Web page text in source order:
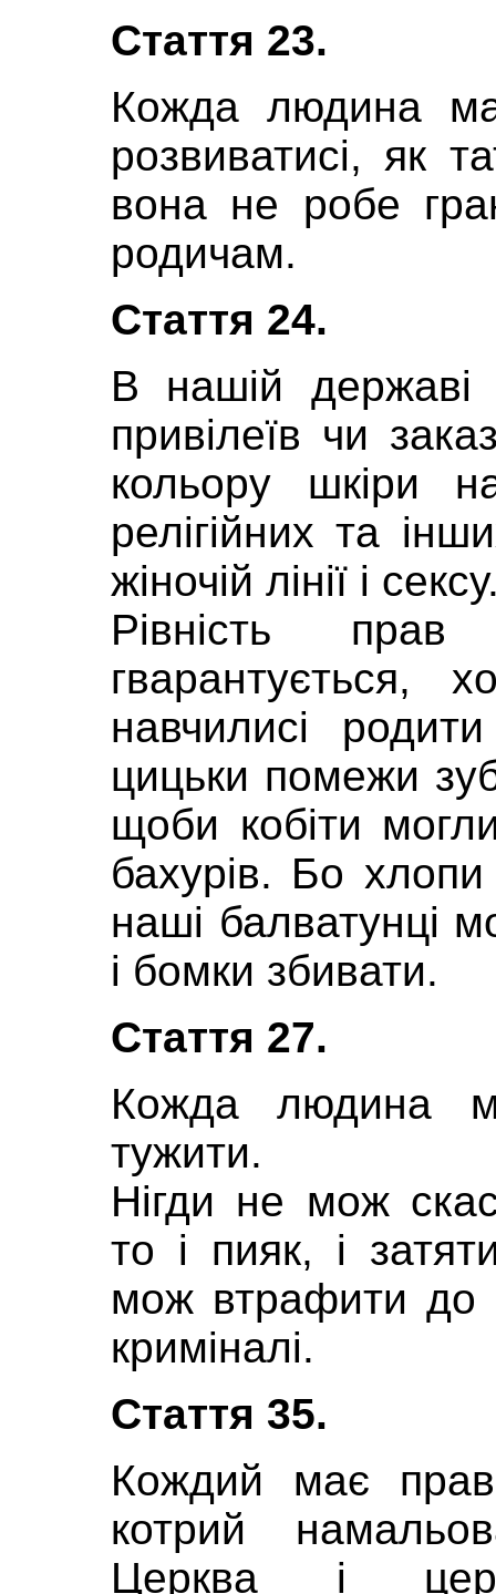
Стаття 23.
Кожда людина
розвиватисі, як
вона не робе
родичам.
Стаття 24.
В нашій
привілеїв чи
кольору шкіри
релігійних та
жіночій лінії і
Рівність
гварантується,
навчилисі
цицьки помежи
щоби кобіти
бахурів. Бо
наші балватунці
і бомки збивати.
Стаття 27.
Кожда людина
тужити.
Нігди не мож
то і пияк, і
мож втрафити до
криміналі.
Стаття 35.
Кождий має
котрий
Церква і